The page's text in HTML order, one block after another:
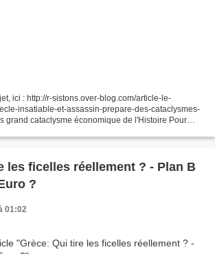
ici : http://r-sistons.over-blog.com/article-le-
insatiable-et-assassin-prepare-des-cataclysmes-
grand cataclysme économique de l'Histoire Pour
les ficelles réellement ? - Plan B
?
01:02